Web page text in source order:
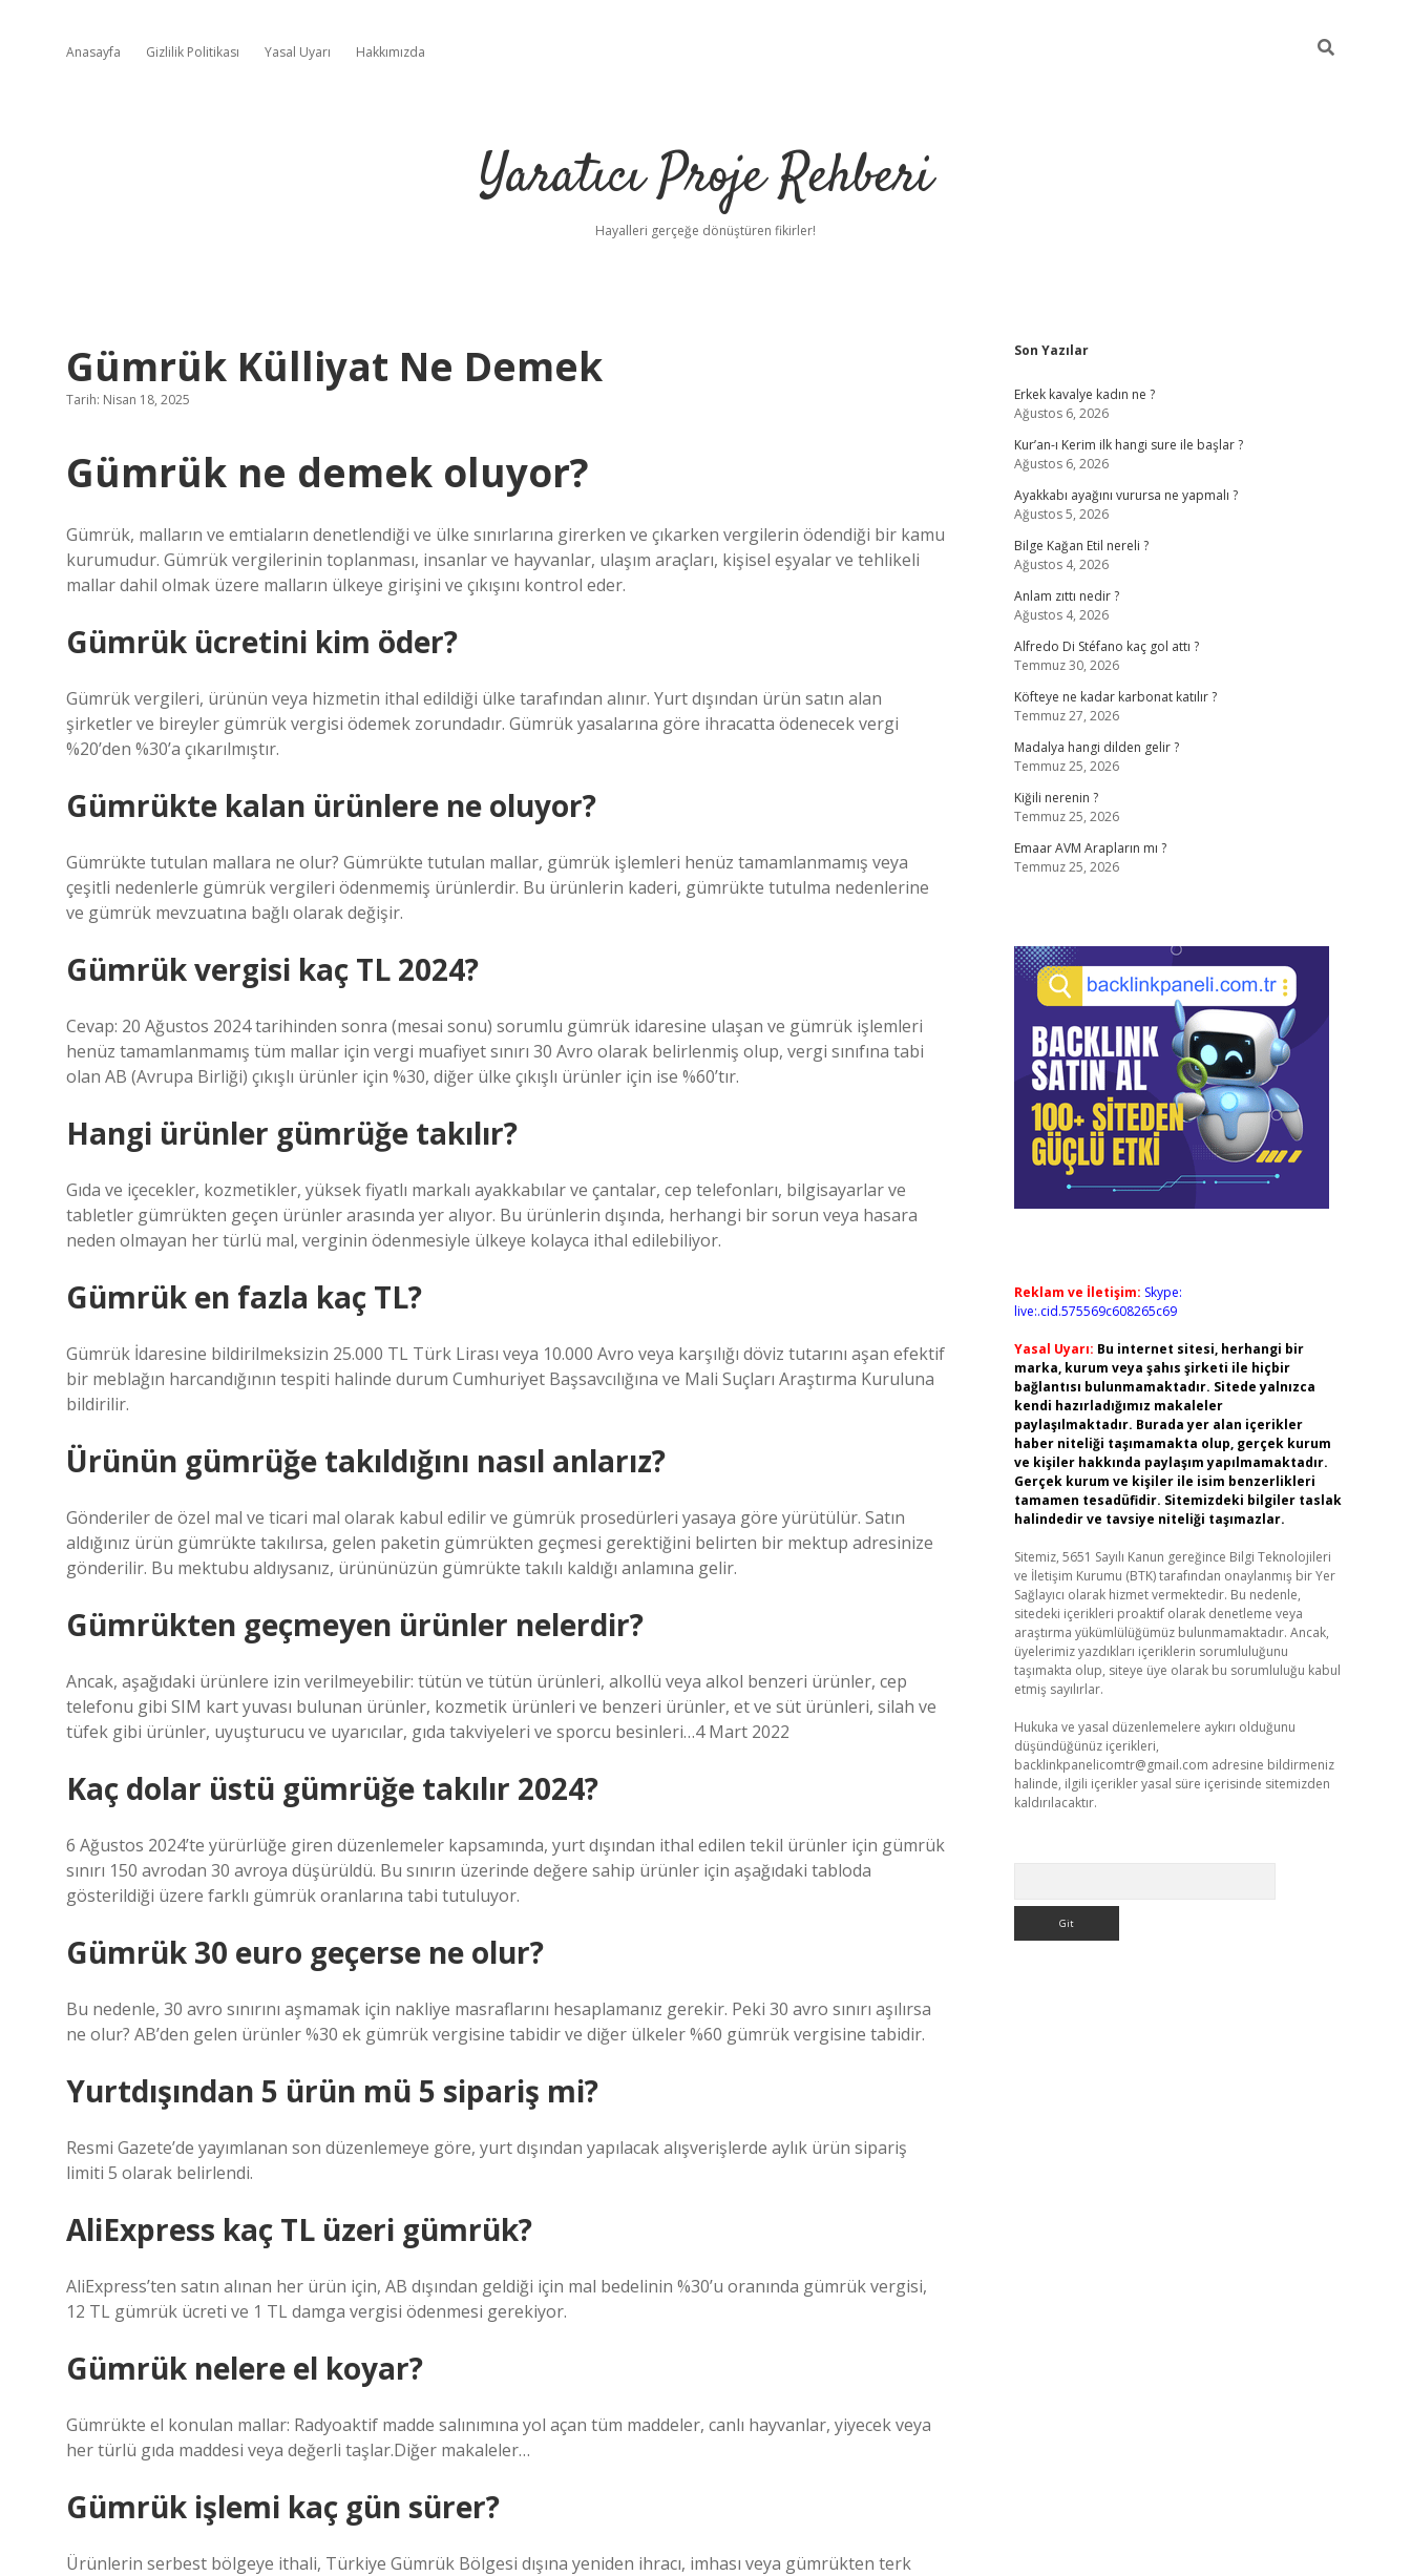
Anasayfa Gizlilik Politikası Yasal Uyarı Hakkımızda
Yaratıcı Proje Rehberi
Hayalleri gerçeğe dönüştüren fikirler!
Gümrük Külliyat Ne Demek
Tarih: Nisan 18, 2025
Gümrük ne demek oluyor?
Gümrük, malların ve emtiaların denetlendiği ve ülke sınırlarına girerken ve çıkarken vergilerin ödendiği bir kamu
kurumudur. Gümrük vergilerinin toplanması, insanlar ve hayvanlar, ulaşım araçları, kişisel eşyalar ve tehlikeli
mallar dahil olmak üzere malların ülkeye girişini ve çıkışını kontrol eder.
Gümrük ücretini kim öder?
Gümrük vergileri, ürünün veya hizmetin ithal edildiği ülke tarafından alınır. Yurt dışından ürün satın alan
şirketler ve bireyler gümrük vergisi ödemek zorundadır. Gümrük yasalarına göre ihracatta ödenecek vergi
%20’den %30’a çıkarılmıştır.
Gümrükte kalan ürünlere ne oluyor?
Gümrükte tutulan mallara ne olur? Gümrükte tutulan mallar, gümrük işlemleri henüz tamamlanmamış veya
çeşitli nedenlerle gümrük vergileri ödenmemiş ürünlerdir. Bu ürünlerin kaderi, gümrükte tutulma nedenlerine
ve gümrük mevzuatına bağlı olarak değişir.
Gümrük vergisi kaç TL 2024?
Cevap: 20 Ağustos 2024 tarihinden sonra (mesai sonu) sorumlu gümrük idaresine ulaşan ve gümrük işlemleri
henüz tamamlanmamış tüm mallar için vergi muafiyet sınırı 30 Avro olarak belirlenmiş olup, vergi sınıfına tabi
olan AB (Avrupa Birliği) çıkışlı ürünler için %30, diğer ülke çıkışlı ürünler için ise %60’tır.
Hangi ürünler gümrüğe takılır?
Gıda ve içecekler, kozmetikler, yüksek fiyatlı markalı ayakkabılar ve çantalar, cep telefonları, bilgisayarlar ve
tabletler gümrükten geçen ürünler arasında yer alıyor. Bu ürünlerin dışında, herhangi bir sorun veya hasara
neden olmayan her türlü mal, verginin ödenmesiyle ülkeye kolayca ithal edilebiliyor.
Gümrük en fazla kaç TL?
Gümrük İdaresine bildirilmeksizin 25.000 TL Türk Lirası veya 10.000 Avro veya karşılığı döviz tutarını aşan efektif
bir meblağın harcandığının tespiti halinde durum Cumhuriyet Başsavcılığına ve Mali Suçları Araştırma Kuruluna
bildirilir.
Ürünün gümrüğe takıldığını nasıl anlarız?
Gönderiler de özel mal ve ticari mal olarak kabul edilir ve gümrük prosedürleri yasaya göre yürütülür. Satın
aldığınız ürün gümrükte takılırsa, gelen paketin gümrükten geçmesi gerektiğini belirten bir mektup adresinize
gönderilir. Bu mektubu aldıysanız, ürününüzün gümrükte takılı kaldığı anlamına gelir.
Gümrükten geçmeyen ürünler nelerdir?
Ancak, aşağıdaki ürünlere izin verilmeyebilir: tütün ve tütün ürünleri, alkollü veya alkol benzeri ürünler, cep
telefonu gibi SIM kart yuvası bulunan ürünler, kozmetik ürünleri ve benzeri ürünler, et ve süt ürünleri, silah ve
tüfek gibi ürünler, uyuşturucu ve uyarıcılar, gıda takviyeleri ve sporcu besinleri…4 Mart 2022
Kaç dolar üstü gümrüğe takılır 2024?
6 Ağustos 2024’te yürürlüğe giren düzenlemeler kapsamında, yurt dışından ithal edilen tekil ürünler için gümrük
sınırı 150 avrodan 30 avroya düşürüldü. Bu sınırın üzerinde değere sahip ürünler için aşağıdaki tabloda
gösterildiği üzere farklı gümrük oranlarına tabi tutuluyor.
Gümrük 30 euro geçerse ne olur?
Bu nedenle, 30 avro sınırını aşmamak için nakliye masraflarını hesaplamanız gerekir. Peki 30 avro sınırı aşılırsa
ne olur? AB’den gelen ürünler %30 ek gümrük vergisine tabidir ve diğer ülkeler %60 gümrük vergisine tabidir.
Yurtdışından 5 ürün mü 5 sipariş mi?
Resmi Gazete’de yayımlanan son düzenlemeye göre, yurt dışından yapılacak alışverişlerde aylık ürün sipariş
limiti 5 olarak belirlendi.
AliExpress kaç TL üzeri gümrük?
AliExpress’ten satın alınan her ürün için, AB dışından geldiği için mal bedelinin %30’u oranında gümrük vergisi,
12 TL gümrük ücreti ve 1 TL damga vergisi ödenmesi gerekiyor.
Gümrük nelere el koyar?
Gümrükte el konulan mallar: Radyoaktif madde salınımına yol açan tüm maddeler, canlı hayvanlar, yiyecek veya
her türlü gıda maddesi veya değerli taşlar.Diğer makaleler…
Gümrük işlemi kaç gün sürer?
Ürünlerin serbest bölgeye ithali, Türkiye Gümrük Bölgesi dışına yeniden ihracı, imhası veya gümrükten terk
Sidebar
Son Yazılar
Erkek kavalye kadın ne ?
Ağustos 6, 2026
Kur’an-ı Kerim ilk hangi sure ile başlar ?
Ağustos 6, 2026
Ayakkabı ayağını vurursa ne yapmalı ?
Ağustos 5, 2026
Bilge Kağan Etil nereli ?
Ağustos 4, 2026
Anlam zıttı nedir ?
Ağustos 4, 2026
Alfredo Di Stéfano kaç gol attı ?
Temmuz 30, 2026
Köfteye ne kadar karbonat katılır ?
Temmuz 27, 2026
Madalya hangi dilden gelir ?
Temmuz 25, 2026
Kiğili nerenin ?
Temmuz 25, 2026
Emaar AVM Arapların mı ?
Temmuz 25, 2026
Reklam ve İletişim: Skype:
live:.cid.575569c608265c69
Yasal Uyarı: Bu internet sitesi, herhangi bir
marka, kurum veya şahıs şirketi ile hiçbir
bağlantısı bulunmamaktadır. Sitede yalnızca
kendi hazırladığımız makaleler
paylaşılmaktadır. Burada yer alan içerikler
haber niteliği taşımamakta olup, gerçek kurum
ve kişiler hakkında paylaşım yapılmamaktadır.
Gerçek kurum ve kişiler ile isim benzerlikleri
tamamen tesadüfidir. Sitemizdeki bilgiler taslak
halindedir ve tavsiye niteliği taşımazlar.
Sitemiz, 5651 Sayılı Kanun gereğince Bilgi Teknolojileri
ve İletişim Kurumu (BTK) tarafından onaylanmış bir Yer
Sağlayıcı olarak hizmet vermektedir. Bu nedenle,
sitedeki içerikleri proaktif olarak denetleme veya
araştırma yükümlülüğümüz bulunmamaktadır. Ancak,
üyelerimiz yazdıkları içeriklerin sorumluluğunu
taşımakta olup, siteye üye olarak bu sorumluluğu kabul
etmiş sayılırlar.
Hukuka ve yasal düzenlemelere aykırı olduğunu
düşündüğünüz içerikleri,
backlinkpanelicomtr@gmail.com adresine bildirmeniz
halinde, ilgili içerikler yasal süre içerisinde sitemizden
kaldırılacaktır.
ilbet mobil girişpiabellacasino